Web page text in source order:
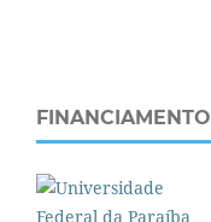
FINANCIAMENTO